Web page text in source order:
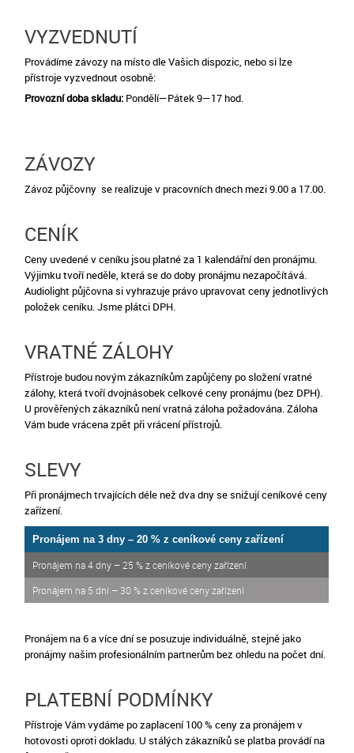
VYZVEDNUTÍ
Provádíme závozy na místo dle Vašich dispozic, nebo si lze
přístroje vyzvednout osobně:
Provozní doba skladu: Pondělí—Pátek 9—17 hod.
ZÁVOZY
Závoz půjčovny se realizuje v pracovních dnech mezi 9.00 a 17.00.
CENÍK
Ceny uvedené v ceníku jsou platné za 1 kalendářní den pronájmu.
Výjimku tvoří neděle, která se do doby pronájmu nezapočítává.
Audiolight půjčovna si vyhrazuje právo upravovat ceny jednotlivých
položek ceníku. Jsme plátci DPH.
VRATNÉ ZÁLOHY
Přístroje budou novým zákazníkům zapůjčeny po složení vratné
zálohy, která tvoří dvojnásobek celkové ceny pronájmu (bez DPH).
U prověřených zákazníků není vratná záloha požadována. Záloha
Vám bude vrácena zpět při vrácení přístrojů.
SLEVY
Při pronájmech trvajících déle než dva dny se snižují ceníkové ceny
zařízení.
Pronájem na 3 dny – 20 % z ceníkové ceny zařízení
Pronájem na 4 dny – 25 % z ceníkové ceny zařízení
Pronájem na 5 dní – 30 % z ceníkové ceny zařízení
Pronájem na 6 a více dní se posuzuje individuálně, stejně jako
pronájmy našim profesionálním partnerům bez ohledu na počet dní.
PLATEBNÍ PODMÍNKY
Přístroje Vám vydáme po zaplacení 100 % ceny za pronájem v
hotovosti oproti dokladu. U stálých zákazníků se platba provádí na